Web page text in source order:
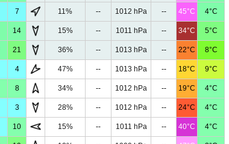
7 11% -- 1012 hPa -- 45°C 4°C
14 15% -- 1011 hPa -- 34°C 5°C
21 36% -- 1013 hPa -- 22°C 8°C
4 47% -- 1013 hPa -- 18°C 9°C
8 34% -- 1012 hPa -- 19°C 4°C
3 28% -- 1012 hPa -- 24°C 4°C
10 15% -- 1011 hPa -- 40°C 4°C